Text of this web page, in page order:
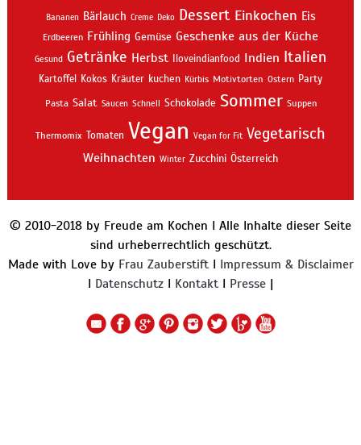
Bananen Bärlauch Creme Deko Dessert Einkochen Eis
Erdbeeren Frühling Gemüse Geschenke aus der Küche
Gesund Getränke Herbst Iloveindianfood Indien Italien
Kartoffel Kokos Kräuter kuchen Kürbis Motivtorten Ostern Party
Pasta Salat Saucen Schnell Schokolade Sommer Suppen
Thermomix Tomaten Vegan Vegan for Fit Vegetarisch
Weihnachten Winter Zucchini Österreich
© 2010-2018 by Freude am Kochen I Alle Inhalte dieser Seite
sind urheberrechtlich geschützt.
Made with Love by Frau ZauberstiftI Impressum & Disclaimer
I Datenschutz I KontaktI Presse |